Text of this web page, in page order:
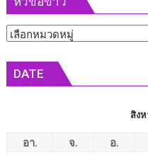
หัวข้อ
DATE
สิง
อา. จ. อ.